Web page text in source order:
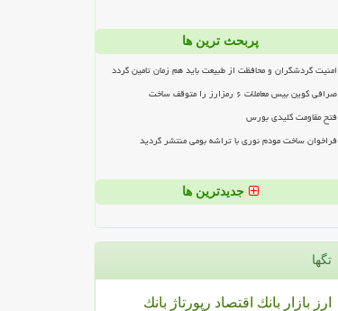
پربحث ترین ها
امنیت گردشگران و محافظت از طبیعت باید هم زمان تامین گردد
صرافی کوین بیس معاملات ۶ رمزارز را متوقف ساخت
فتح مقاومت کلیدی بورس
فراخوان ساخت مودم نوری با تراشه بومی منتشر گردید
جدیدترین ها
تگها
ارز بازار بانك اقتصاد رپورتاژ بانك